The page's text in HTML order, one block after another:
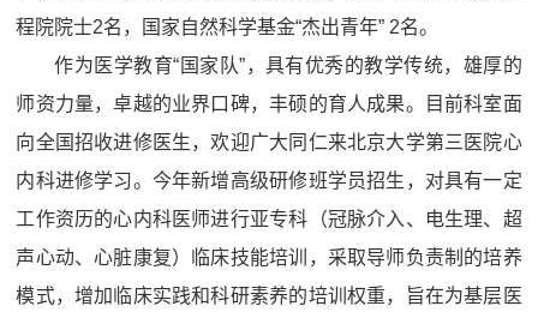
程院院士2名，国家自然科学基金“杰出青年” 2名。
作为医学教育“国家队”，具有优秀的教学传统，雄厚的
师资力量，卓越的业界口碑，丰硕的育人成果。目前科室面
向全国招收进修医生，欢迎广大同仁来北京大学第三医院心
内科进修学习。今年新增高级研修班学员招生，对具有一定
工作资历的心内科医师进行亚专科（冠脉介入、电生理、超
声心动、心脏康复）临床技能培训，采取导师负责制的培养
模式，增加临床实践和科研素养的培训权重，旨在为基层医